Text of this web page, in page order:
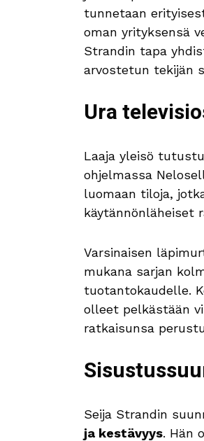
tunnetaan
oman yrityksensä
Strandin tapa
arvostetun tekijän
Ura
Laaja yleisö
ohjelmassa
luomaan tiloja,
käytännönläheiset
Varsinaisen
mukana sarjan
tuotantokaudelle.
olleet pelkästään
ratkaisunsa
Seija Strandin
ja kestävyys. Hän